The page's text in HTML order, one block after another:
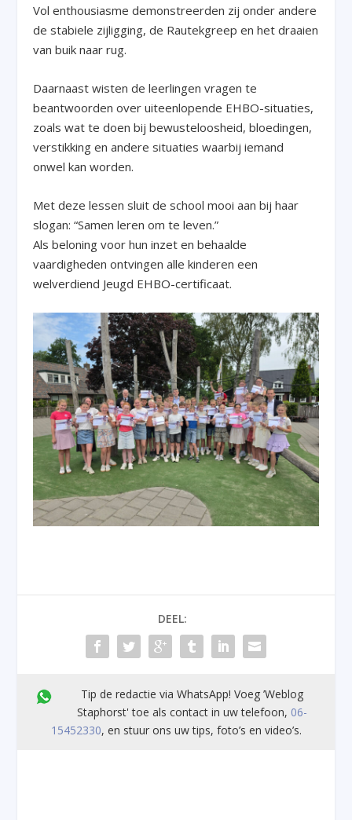
Vol enthousiasme demonstreerden zij onder andere
de stabiele zijligging, de Rautekgreep en het draaien
van buik naar rug.
Daarnaast wisten de leerlingen vragen te
beantwoorden over uiteenlopende EHBO-situaties,
zoals wat te doen bij bewusteloosheid, bloedingen,
verstikking en andere situaties waarbij iemand
onwel kan worden.
Met deze lessen sluit de school mooi aan bij haar
slogan: “Samen leren om te leven.”
Als beloning voor hun inzet en behaalde
vaardigheden ontvingen alle kinderen een
welverdiend Jeugd EHBO-certificaat.
DEEL:
Tip de redactie via WhatsApp! Voeg ’Weblog
Staphorst' toe als contact in uw telefoon, 06-
15452330, en stuur ons uw tips, foto’s en video’s.